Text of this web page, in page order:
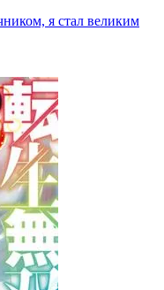
я стал великим